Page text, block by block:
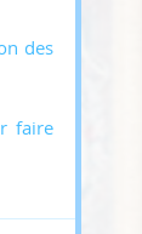
des
faire